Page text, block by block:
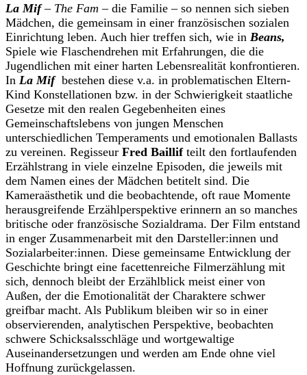
La Mif– The Fam – die Familie – so nennen sich sieben
Mädchen, die gemeinsam in einer französischen sozialen
Einrichtung leben. Auch hier treffen sich, wie in Beans,
Spiele wie Flaschendrehen mit Erfahrungen, die die
Jugendlichen mit einer harten Lebensrealität konfrontieren.
In La Mif bestehen diese v.a. in problematischen Eltern-
Kind Konstellationen bzw. in der Schwierigkeit staatliche
Gesetze mit den realen Gegebenheiten eines
Gemeinschaftslebens von jungen Menschen
unterschiedlichen Temperaments und emotionalen Ballasts
zu vereinen. Regisseur Fred Baillif teilt den fortlaufenden
Erzählstrang in viele einzelne Episoden, die jeweils mit
dem Namen eines der Mädchen betitelt sind. Die
Kameraästhetik und die beobachtende, oft raue Momente
herausgreifende Erzählperspektive erinnern an so manches
britische oder französische Sozialdrama. Der Film entstand
in enger Zusammenarbeit mit den Darsteller:innen und
Sozialarbeiter:innen. Diese gemeinsame Entwicklung der
Geschichte bringt eine facettenreiche Filmerzählung mit
sich, dennoch bleibt der Erzählblick meist einer von
Außen, der die Emotionalität der Charaktere schwer
greifbar macht. Als Publikum bleiben wir so in einer
observierenden, analytischen Perspektive, beobachten
schwere Schicksalsschläge und wortgewaltige
Auseinandersetzungen und werden am Ende ohne viel
Hoffnung zurückgelassen.